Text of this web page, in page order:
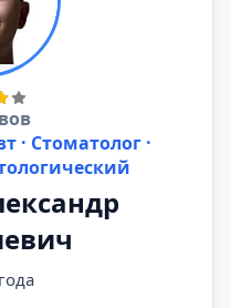
· Стоматолог ·